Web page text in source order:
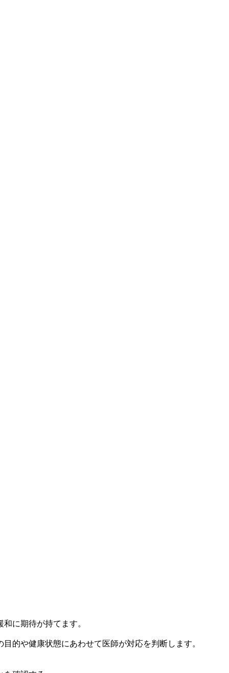
に期待が持てます。
的や健康状態にあわせて医師が対応を判断します。